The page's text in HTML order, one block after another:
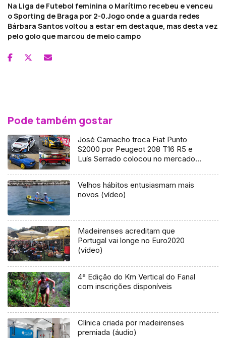
Na Liga de Futebol feminina o Marítimo recebeu e venceu
o Sporting de Braga por 2-0.Jogo onde a guarda redes
Bárbara Santos voltou a estar em destaque, mas desta vez
pelo golo que marcou de meio campo
Pode também gostar
José Camacho troca Fiat Punto
S2000 por Peugeot 208 T16 R5 e
Luís Serrado colocou no mercado
Velhos hábitos entusiasmam mais
novos (vídeo)
Madeirenses acreditam que
Portugal vai longe no Euro2020
(vídeo)
4ª Edição do Km Vertical do Fanal
com inscrições disponíveis
Clínica criada por madeirenses
premiada (áudio)